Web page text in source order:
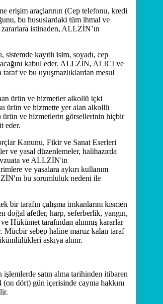
erişim araçlarının (Cep telefonu, kredi
bu hususlardaki tüm ihmal ve
istinaden, ALLZİN’ın
kayıtlı isim, soyadı, cep
kabul eder. ALLZİN, ALICI ve
taraf ve bu uyuşmazlıklardan mesul
ürün ve hizmetler alkollü içki
ürün ve hizmette yer alan alkollü
ürün ve hizmetlerin görsellerinin hiçbir
eder.
Kanunu, Fikir ve Sanat Eserleri
ve yasal düzenlemeler, halihazırda
ve ALLZİN'in
ve yasalara aykırı kullanım
bu sorumluluk nedeni ile
bir tarafın çalışma imkanlarını kısmen
doğal afetler, harp, seferberlik, yangın,
Hükümet tarafından alınmış kararlar
Mücbir sebep haline maruz kalan taraf
askıya alınır.
satın alma tarihinden itibaren
dört) gün içerisinde cayma hakkını